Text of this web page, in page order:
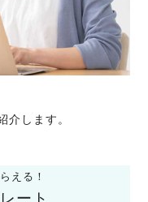
介します。
える！
ート